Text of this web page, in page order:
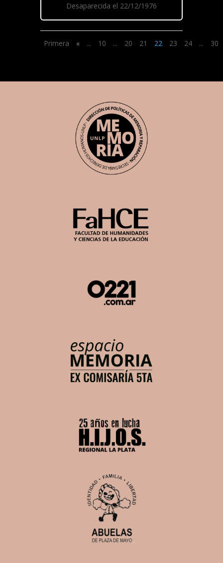
Desaparecida el 22/12/1976
Primera « ... 10 ... 20 21 22 23 24 ... 30